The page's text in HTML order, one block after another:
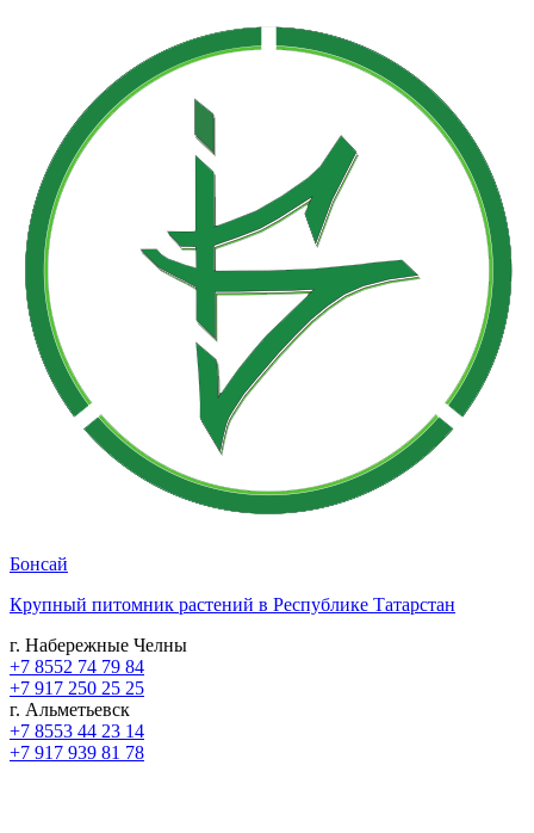
Бонсай
Крупный питомник растений в Республике Татарстан
г. Набережные Челны
+7 8552 74 79 84
+7 917 250 25 25
г. Альметьевск
+7 8553 44 23 14
+7 917 939 81 78